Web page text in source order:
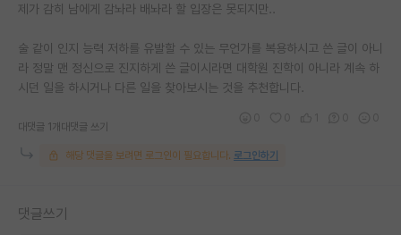
제가 감히 남에게 감놔라 배놔라 할 입장은 못되지만..
술 같이 인지 능력 저하를 유발할 수 있는 무언가를 복용하시고 쓴 글이 아니
라 정말 맨 정신으로 진지하게 쓴 글이시라면 대학원 진학이 아니라 계속 하
시던 일을 하시거나 다른 일을 찾아보시는 것을 추천합니다.
대댓글 1개 대댓글 쓰기
해당 댓글을 보려면 로그인이 필요합니다. 로그인하기
댓글쓰기